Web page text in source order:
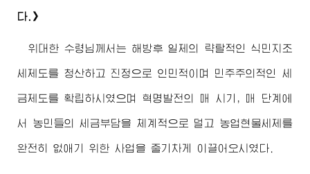
다.》
위대한 수령님께서는 해방후 일제의 략탈적인 식민지조
세제도를 청산하고 진정으로 인민적이며 민주주의적인 세
금제도를 확립하시였으며 혁명발전의 매 시기, 매 단계에
서 농민들의 세금부담을 체계적으로 덜고 농업현물세제를
완전히 없애기 위한 사업을 줄기차게 이끌어오시였다.